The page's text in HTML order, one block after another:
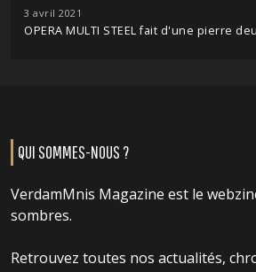
3 avril 2021
OPERA MULTI STEEL fait d'une pierre
QUI SOMMES-NOUS ?
VerdamMnis Magazine est le
sombres.
Retrouvez toutes nos actualités,